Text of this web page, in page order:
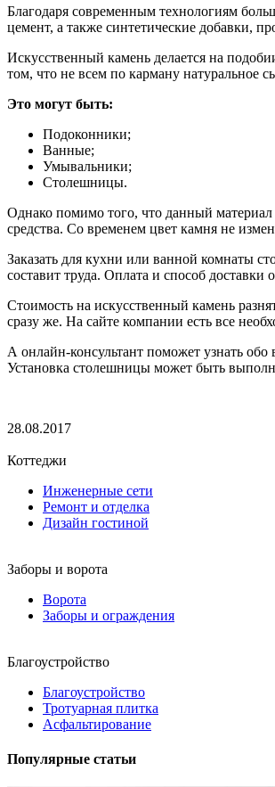
Благодаря современным технологиям
цемент, а также синтетические добавки,
Искусственный камень делается на
том, что не всем по карману натуральное
Это могут быть:
Подоконники;
Ванные;
Умывальники;
Столешницы.
Однако помимо того, что данный
средства. Со временем цвет камня не
Заказать для кухни или ванной комнаты
составит труда. Оплата и способ доставки
Стоимость на искусственный камень
сразу же. На сайте компании есть все
А онлайн-консультант поможет узнать
Установка столешницы может быть
28.08.2017
Коттеджи
Инженерные сети
Ремонт и отделка
Дизайн гостиной
Заборы и ворота
Ворота
Заборы и ограждения
Благоустройство
Благоустройство
Тротуарная плитка
Асфальтирование
Популярные статьи